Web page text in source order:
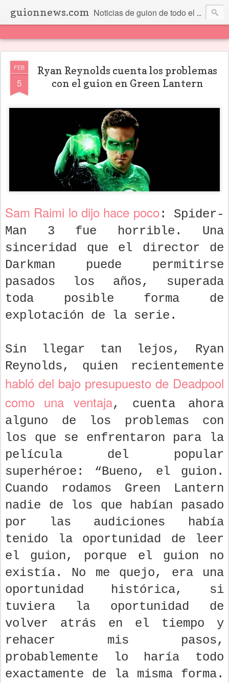
guionnews.com Noticias de guion de todo el mundo... Y más.
FEB
5
Ryan Reynolds cuenta los problemas
con el guion en Green Lantern
Sam Raimi lo dijo hace poco: Spider-
Man 3 fue horrible. Una
sinceridad que el director de
Darkman puede permitirse
pasados los años, superada
toda posible forma de
explotación de la serie.
Sin llegar tan lejos, Ryan
Reynolds, quien recientemente
habló del bajo presupuesto de Deadpool
como una ventaja, cuenta ahora
alguno de los problemas con
los que se enfrentaron para la
película del popular
superhéroe: “Bueno, el guion.
Cuando rodamos Green Lantern
nadie de los que habían pasado
por las audiciones había
tenido la oportunidad de leer
el guion, porque el guion no
existía. No me quejo, era una
oportunidad histórica, si
tuviera la oportunidad de
volver atrás en el tiempo y
rehacer mis pasos,
probablemente lo haría todo
exactamente de la misma forma.